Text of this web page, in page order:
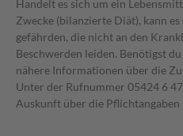
Handelt es sich um ein
Zwecke (bilanzierte Diät), kann
gefährden, die nicht an den
Beschwerden leiden. Benötigst
nähere Informationen über die
Unter der Rufnummer 05424 6
Auskunft über die Pflichtangaben